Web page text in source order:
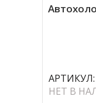
АРТИКУЛ:
НЕТ В